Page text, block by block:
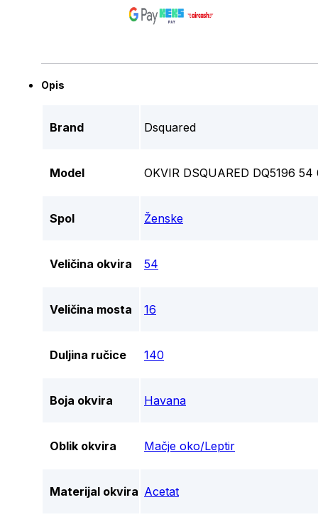
Opis
Brand Dsquared
Model OKVIR DSQUARED DQ5196 54
Spol Ženske
Veličina okvira 54
Veličina mosta 16
Duljina ručice 140
Boja okvira Havana
Oblik okvira Mačje oko/Leptir
Materijal okvira Acetat